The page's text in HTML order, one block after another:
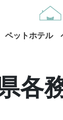
ペットホテル
各